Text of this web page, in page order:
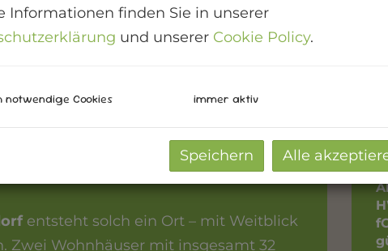
Vorhänge aufzieht und einfach
entsteht solch ein Ort – mit Weitblick
Zwei Wohnhäuser mit insgesamt 32
Informationen finden Sie in unserer
und unserer Cookie Policy.
notwendige Cookies immer aktiv
Speichern Alle